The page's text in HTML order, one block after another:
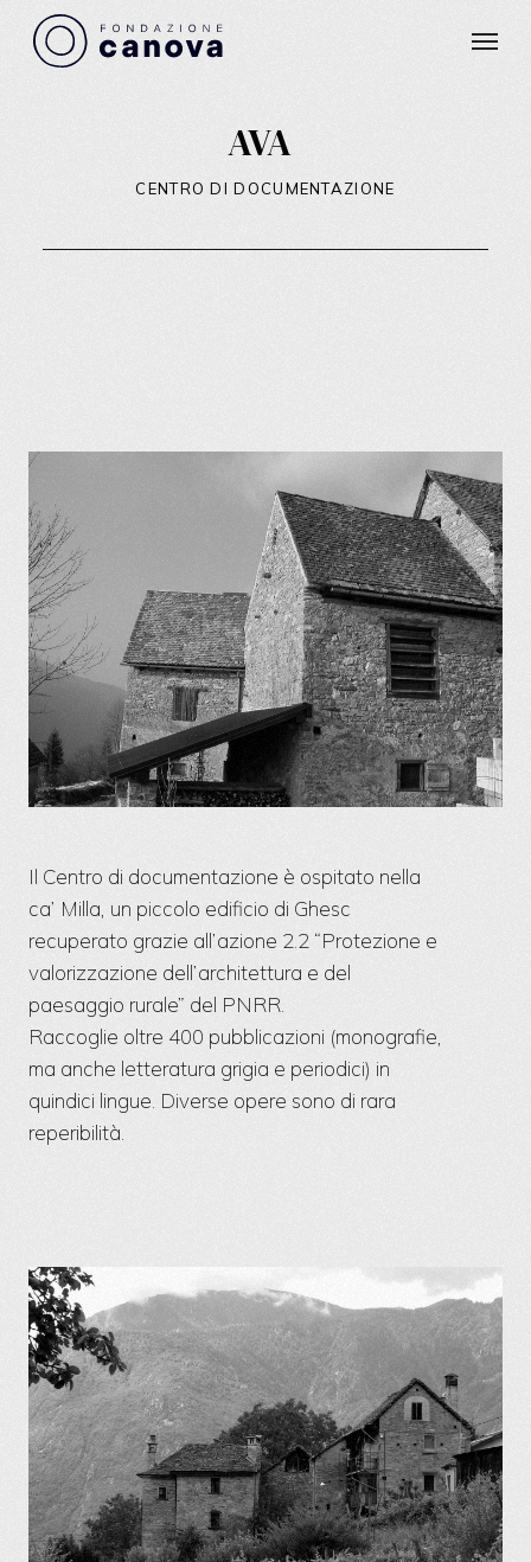
Menu
AVA
CENTRO DI DOCUMENTAZIONE
Il Centro di documentazione è ospitato nella
ca’ Milla, un piccolo edificio di Ghesc
recuperato grazie all’azione 2.2 “Protezione e
valorizzazione dell’architettura e del
paesaggio rurale” del PNRR.
Raccoglie oltre 400 pubblicazioni (monografie,
ma anche letteratura grigia e periodici) in
quindici lingue. Diverse opere sono di rara
reperibilità.